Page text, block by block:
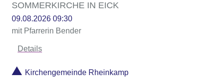
SOMMERKIRCHE IN EICK
09.08.2026 09:30
mit Pfarrerin Bender
Details
Kirchengemeinde Rheinkamp